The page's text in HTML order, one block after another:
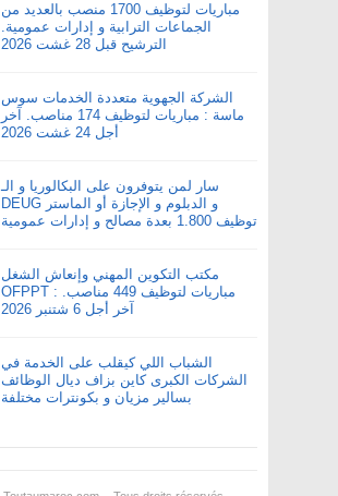
مباريات لتوظيف 1700 منصب بالعديد من
الجماعات الترابية و إدارات عمومية.
الترشيح قبل 28 غشت 2026
الشركة الجهوية متعددة الخدمات سوس
ماسة : مباريات لتوظيف 174 مناصب. آخر
أجل 24 غشت 2026
سار لمن يتوفرون على البكالوريا و الـ
DEUG و الدبلوم و الإجازة أو الماستر
توظيف 1.800 بعدة مصالح و إدارات عمومية
مكتب التكوين المهني وإنعاش الشغل
OFPPT : مباريات لتوظيف 449 مناصب.
آخر أجل 6 شتنبر 2026
الشباب اللي كيقلب على الخدمة في
الشركات الكبرى كاين بزاف ديال الوظائف
بسالير مزيان و بكونترات مختلفة